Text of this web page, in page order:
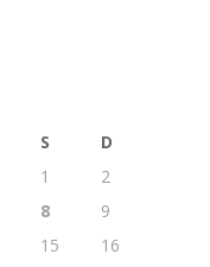
S
D
1
2
8
9
15
16